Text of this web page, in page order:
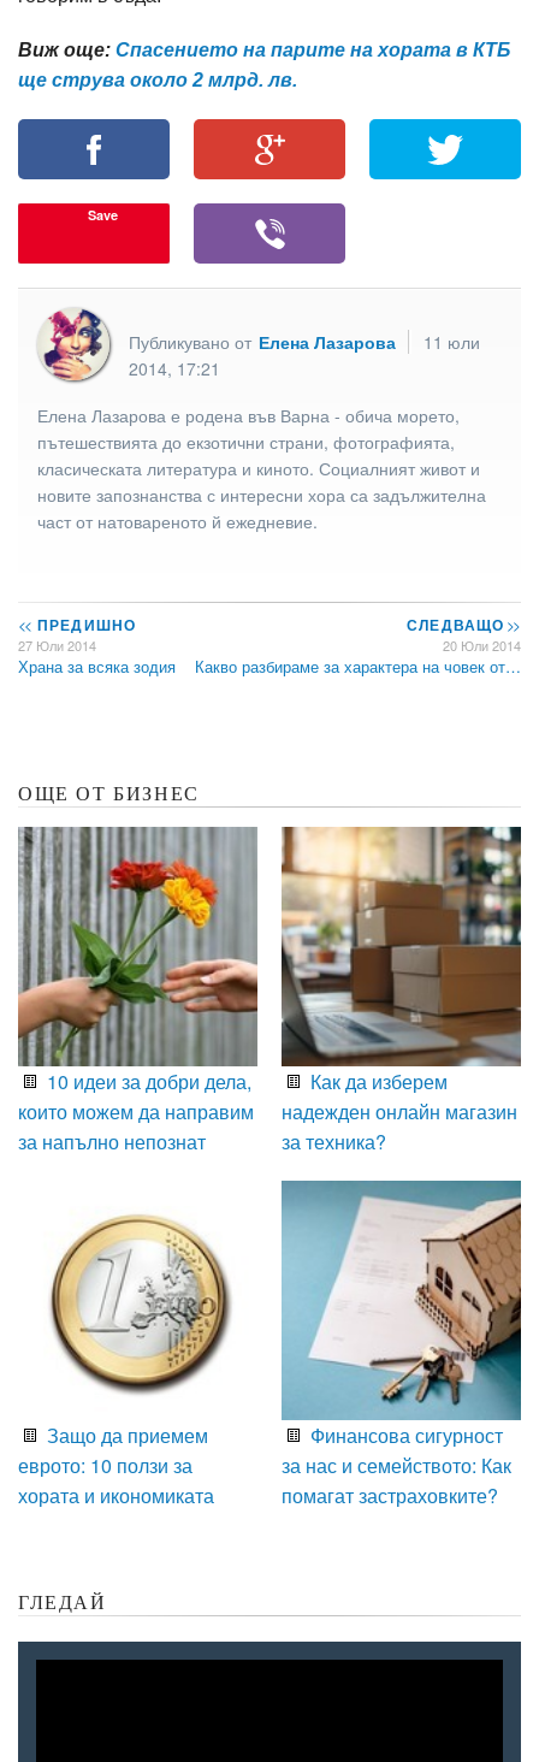
Виж още: Спасението на парите на хората в КТБ
ще струва около 2 млрд. лв.
Save
Публикувано от Елена Лазарова
11 юли
2014, 17:21
Елена Лазарова е родена във Варна - обича морето,
пътешествията до екзотични страни, фотографията,
класическата литература и киното. Социалният живот и
новите запознанства с интересни хора са задължителна
част от натовареното й ежедневие.
<< ПРЕДИШНО
27 Юли 2014
Храна за всяка зодия
СЛЕДВАЩО>>
20 Юли 2014
Какво разбираме за характера на човек от…
ОЩЕ ОТ БИЗНЕС
10 идеи за добри дела,
които можем да направим
за напълно непознат
Как да изберем
надежден онлайн магазин
за техника?
Защо да приемем
еврото: 10 ползи за
хората и икономиката
Финансова сигурност
за нас и семейството: Как
помагат застраховките?
ГЛЕДАЙ